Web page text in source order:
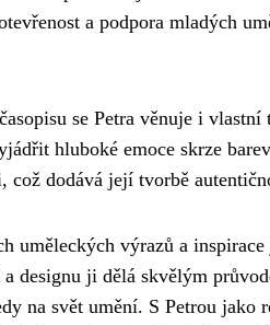
a podpora mladých
se Petra věnuje i
hluboké emoce skrze
což dodává její tvorbě
uměleckých výrazů a
a designu ji dělá skvělým
na svět umění. S Petrou jako